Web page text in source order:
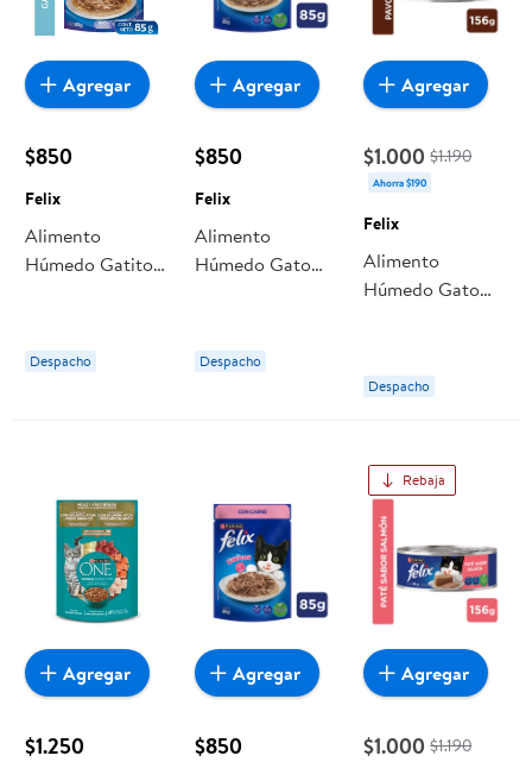
$850
Felix
Alimento
Húmedo Gatito
Despacho
Agregar
$850
Felix
Alimento
Húmedo Gato
85 g Felix
Despacho
Agregar
$1.000 $1.190
Ahorra $190
Felix
Alimento
Húmedo Gato
Lata 156 g Felix
Despacho
Agregar
$1.250
Agregar
$850
Agregar
Rebaja
$1.000 $1.190
Agregar